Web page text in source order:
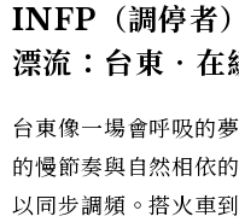
INFP（調停者
漂流：台東‧在
台東像一場會呼吸的
的慢節奏與自然相依
以同步調頻。搭火車